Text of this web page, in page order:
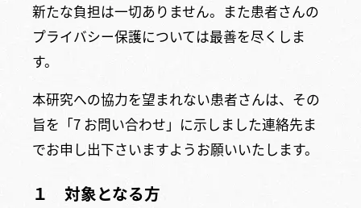
新たな負担は一切ありません。また患者さんの
プライバシー保護については最善を尽くしま
す。
本研究への協力を望まれない患者さんは、その
旨を「7 お問い合わせ」に示しました連絡先ま
でお申し出下さいますようお願いいたします。
１ 対象となる方